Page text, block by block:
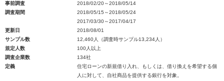
事前調査
2018/02/20～2018/05/14
調査期間
2018/05/15～2018/05/24
2017/03/30～2017/04/17
更新日
2018/08/01
サンプル数
12,460人（調査時サンプル13,234人）
規定人数
100人以上
調査企業数
134社
定義
住宅ローンの新規借り入れ、もしくは、借り換えを希望する個
人に対して、自社商品を提供する銀行を対象。